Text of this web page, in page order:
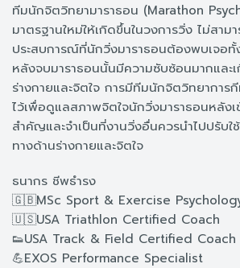
ทีมนักจิตวิทยามาราธอน (Marathon
มาตรฐานใหม่ให้เกิดขึ้นในวงการวิ่ง ไม่สาม
ประสบการณ์ที่นักวิ่งมาราธอนต้องพบเจอทั้
หลังจบมาราธอนนั้นมีความซับซ้อนมากและ
ร่างกายและจิตใจ การมีทีมนักจิตวิทยาการ
ไว้เพื่อดูแลสภาพจิตใจนักวิ่งมาราธอนหลัง
สำคัญและจำเป็นที่งานวิ่งอื่นควรนำไปปรับ
ทางด้านร่างกายและจิตใจ
ธนากร ชีพธำรง
🇬🇧MSc Sport & Exercise
🇺🇸USA Triathlon Certified Coach
👟USA Track & Field Certified Coach
💪EXOS Performance Specialist